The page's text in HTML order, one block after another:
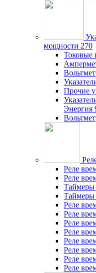
мощности 270
Токовые
Прочие
Энергия
Реле
Реле
Таймеры
Таймеры
Реле
Реле
Реле
Реле
Реле
Реле
Реле
Реле